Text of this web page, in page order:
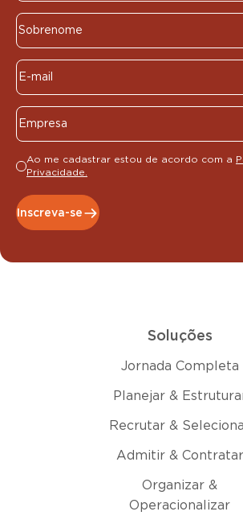
Ao me cadastrar estou de acordo com a
Privacidade.
Inscreva-se
Soluções
Jornada Completa
Planejar &
Recrutar &
Admitir & Contratar
Organizar &
Operacionalizar